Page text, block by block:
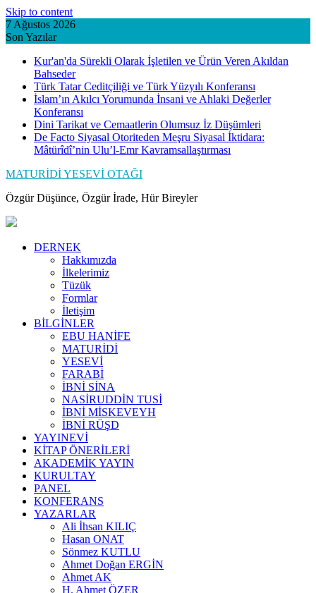
Skip to content
7 Ağustos 2026
Son Yazılar
Kur'an'da Sürekli Olarak İşletilen ve Ürün Veren Akıldan
Bahseder
Türk Tatar Ceditçiliği ve Türk Yüzyılı Konferansı
İslam’ın Akılcı Yorumunda İnsani ve Ahlaki Değerler
Konferansı
Dini Tarikat ve Cemaatlerin Olumsuz İz Düşümleri
De Facto Siyasal Otoriteden Meşru Siyasal İktidara:
Mâtürîdî’nin Ulu’l-Emr Kavramsallaştırması
MATURİDİ YESEVİ OTAĞI
Özgür Düşünce, Özgür İrade, Hür Bireyler
DERNEK
Hakkımızda
İlkelerimiz
Tüzük
Formlar
İletişim
BİLGİNLER
EBU HANİFE
MATURİDİ
YESEVİ
FARABİ
İBNİ SİNA
NASİRUDDİN TUSİ
İBNİ MİSKEVEYH
İBNİ RÜŞD
YAYINEVİ
KİTAP ÖNERİLERİ
AKADEMİK YAYIN
KURULTAY
PANEL
KONFERANS
YAZARLAR
Ali İhsan KILIÇ
Hasan ONAT
Sönmez KUTLU
Ahmet Doğan ERGİN
Ahmet AK
H. Ahmet ÖZER